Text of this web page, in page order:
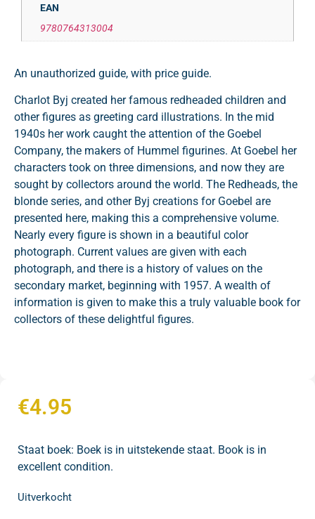
EAN
9780764313004
An unauthorized guide, with price guide.
Charlot Byj created her famous redheaded children and
other figures as greeting card illustrations. In the mid
1940s her work caught the attention of the Goebel
Company, the makers of Hummel figurines. At Goebel her
characters took on three dimensions, and now they are
sought by collectors around the world. The Redheads, the
blonde series, and other Byj creations for Goebel are
presented here, making this a comprehensive volume.
Nearly every figure is shown in a beautiful color
photograph. Current values are given with each
photograph, and there is a history of values on the
secondary market, beginning with 1957. A wealth of
information is given to make this a truly valuable book for
collectors of these delightful figures.
€4.95
Staat boek: Boek is in uitstekende staat. Book is in
excellent condition.
Uitverkocht